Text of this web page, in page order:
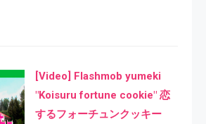
[Video] Flashmob yumeki
"Koisuru fortune cookie" 恋
するフォーチュンクッキー